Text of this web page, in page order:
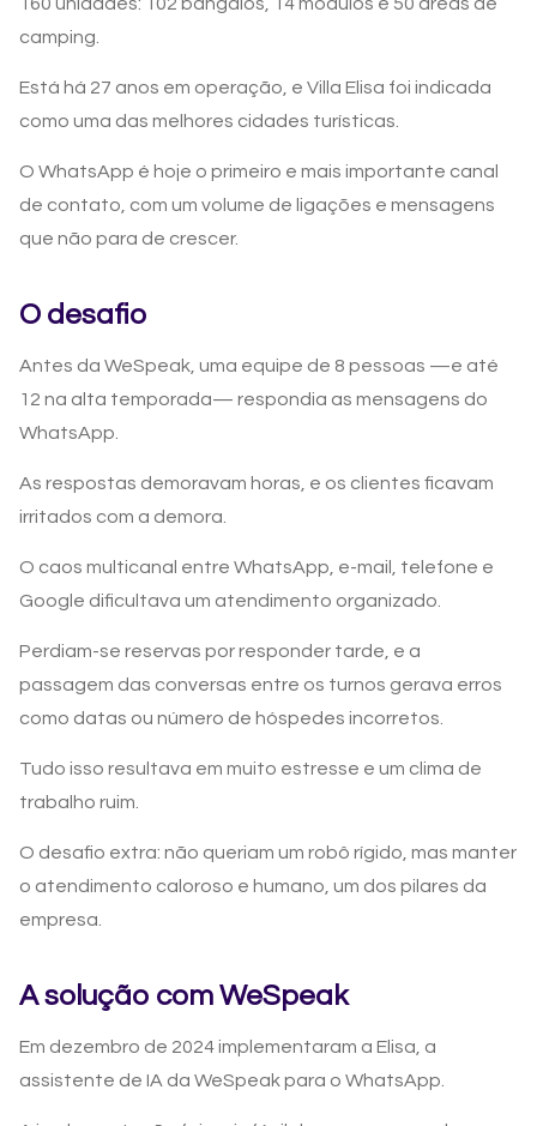
camping.
Está há 27 anos em operação, e Villa Elisa foi indicada
como uma das melhores cidades turísticas.
O WhatsApp é hoje o primeiro e mais importante canal
de contato, com um volume de ligações e mensagens
que não para de crescer.
O desafio
Antes da WeSpeak, uma equipe de 8 pessoas —e até
12 na alta temporada— respondia as mensagens do
WhatsApp.
As respostas demoravam horas, e os clientes ficavam
irritados com a demora.
O caos multicanal entre WhatsApp, e-mail, telefone e
Google dificultava um atendimento organizado.
Perdiam-se reservas por responder tarde, e a
passagem das conversas entre os turnos gerava erros
como datas ou número de hóspedes incorretos.
Tudo isso resultava em muito estresse e um clima de
trabalho ruim.
O desafio extra: não queriam um robô rígido, mas manter
o atendimento caloroso e humano, um dos pilares da
empresa.
A solução com WeSpeak
Em dezembro de 2024 implementaram a Elisa, a
assistente de IA da WeSpeak para o WhatsApp.